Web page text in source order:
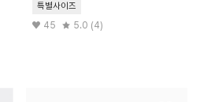
특별사이즈
45 5.0 (4)